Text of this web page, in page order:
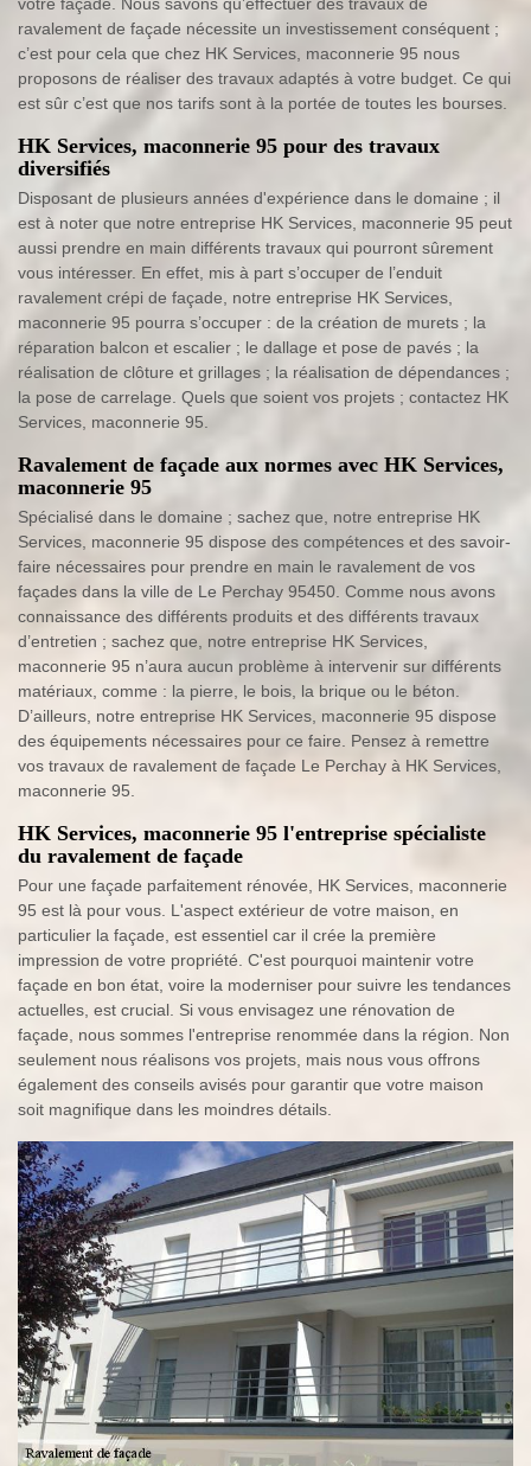
votre façade. Nous savons qu’effectuer des travaux de
ravalement de façade nécessite un investissement conséquent ;
c’est pour cela que chez HK Services, maconnerie 95 nous
proposons de réaliser des travaux adaptés à votre budget. Ce qui
est sûr c’est que nos tarifs sont à la portée de toutes les bourses.
HK Services, maconnerie 95 pour des travaux
diversifiés
Disposant de plusieurs années d'expérience dans le domaine ; il
est à noter que notre entreprise HK Services, maconnerie 95 peut
aussi prendre en main différents travaux qui pourront sûrement
vous intéresser. En effet, mis à part s’occuper de l’enduit
ravalement crépi de façade, notre entreprise HK Services,
maconnerie 95 pourra s’occuper : de la création de murets ; la
réparation balcon et escalier ; le dallage et pose de pavés ; la
réalisation de clôture et grillages ; la réalisation de dépendances ;
la pose de carrelage. Quels que soient vos projets ; contactez HK
Services, maconnerie 95.
Ravalement de façade aux normes avec HK Services,
maconnerie 95
Spécialisé dans le domaine ; sachez que, notre entreprise HK
Services, maconnerie 95 dispose des compétences et des savoir-
faire nécessaires pour prendre en main le ravalement de vos
façades dans la ville de Le Perchay 95450. Comme nous avons
connaissance des différents produits et des différents travaux
d’entretien ; sachez que, notre entreprise HK Services,
maconnerie 95 n’aura aucun problème à intervenir sur différents
matériaux, comme : la pierre, le bois, la brique ou le béton.
D’ailleurs, notre entreprise HK Services, maconnerie 95 dispose
des équipements nécessaires pour ce faire. Pensez à remettre
vos travaux de ravalement de façade Le Perchay à HK Services,
maconnerie 95.
HK Services, maconnerie 95 l'entreprise spécialiste
du ravalement de façade
Pour une façade parfaitement rénovée, HK Services, maconnerie
95 est là pour vous. L'aspect extérieur de votre maison, en
particulier la façade, est essentiel car il crée la première
impression de votre propriété. C'est pourquoi maintenir votre
façade en bon état, voire la moderniser pour suivre les tendances
actuelles, est crucial. Si vous envisagez une rénovation de
façade, nous sommes l'entreprise renommée dans la région. Non
seulement nous réalisons vos projets, mais nous vous offrons
également des conseils avisés pour garantir que votre maison
soit magnifique dans les moindres détails.